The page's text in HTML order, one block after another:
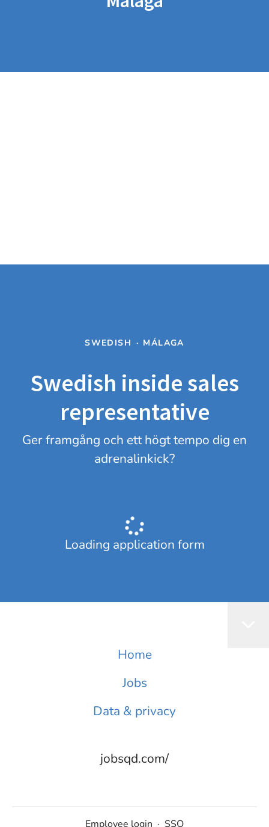
SWEDISH · MÁLAGA
Swedish inside sales
representative
Ger framgång och ett högt tempo dig en
adrenalinkick?
Loading application form
Home
Jobs
Data & privacy
jobsqd.com/
Employee login · SSO